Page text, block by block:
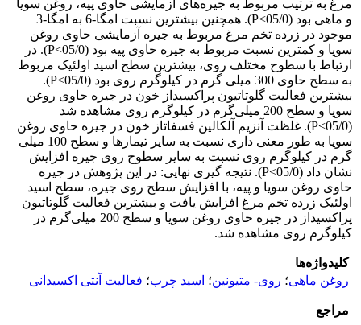
مرغ به ترتیب مربوط به جیره‌های آزمایشی حاوی پیه، روغن سویا
و ماهی بود (05/0>P). همچنین بیشترین نسبت امگا-6 به امگا-3
موجود در زرده تخم مرغ مربوط به جیره آزمایشی حاوی روغن
سویا و کمترین نسبت مربوط به جیره حاوی پیه بود (05/0>P). در
ارتباط با سطوح مختلف روی، بیشترین سطح اسید اولئیک مربوط
به سطح حاوی 300 میلی گرم در کیلوگرم روی بود (05/0>P).
بیشترین فعالیت گلوتاتیون پراکسیداز خون در جیره حاوی روغن
سویا و سطح 200 میلی‌گرم در کیلوگرم روی مشاهده شد
(05/0>P). غلظت آنزیم آلکالین فسفاتاز خون در جیره حاوی روغن
سویا به طور معنی داری نسبت به سایر تیمارها و سطح 100 میلی
گرم در کیلوگرم روی نسبت به سایر سطوح روی جیره افزایش
نشان داد (05/0>P). نتیجه گیری نهایی: در این پژوهش در جیره
حاوی روغن سویا و پیه، با افزایش سطح روی جیره، سطح اسید
اولئیک زرده تخم مرغ افزایش یافت و بیشترین فعالیت گلوتاتیون
پراکسیداز در جیره حاوی روغن سویا و سطح 200 میلی‌گرم در
کیلوگرم روی مشاهده شد.
کلیدواژه‌ها
روغن ماهی؛ روی- متیونین؛ اسید چرب؛ فعالیت آنتی اکسیدانی
مراجع